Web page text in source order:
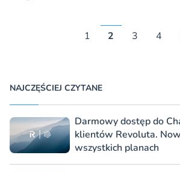
1 2 3 4
NAJCZĘŚCIEJ CZYTANE
Darmowy dostęp do
klientów Revoluta.
wszystkich planach